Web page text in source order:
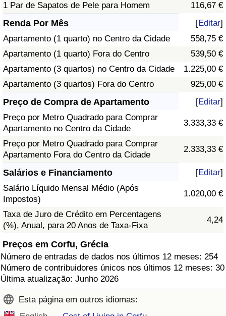
1 Par de Sapatos de Pele para Homem 116,67 €
Renda Por Mês [Editar]
Apartamento (1 quarto) no Centro da Cidade
558,75 €
Apartamento (1 quarto) Fora do Centro
539,50 €
Apartamento (3 quartos) no Centro da Cidade
1.225,00 €
Apartamento (3 quartos) Fora do Centro
925,00 €
Preço de Compra de Apartamento [Editar]
Preço por Metro Quadrado para Comprar
Apartamento no Centro da Cidade
3.333,33 €
Preço por Metro Quadrado para Comprar
Apartamento Fora do Centro da Cidade
2.333,33 €
Salários e Financiamento [Editar]
Salário Líquido Mensal Médio (Após
Impostos)
1.020,00 €
Taxa de Juro de Crédito em Percentagens
(%), Anual, para 20 Anos de Taxa-Fixa
4,24
Preços em Corfu, Grécia
Número de entradas de dados nos últimos 12 meses: 254
Número de contribuidores únicos nos últimos 12 meses: 30
Última atualização: Junho 2026
Esta página em outros idiomas: